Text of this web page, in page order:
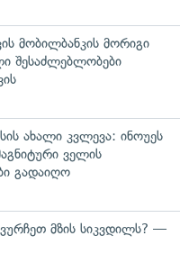
მობილბანკის მორიგი
შესაძლებლობები
ახალი კვლევა: ინოუეს
ველის
გადაიღო
მზის სიკვდილს? —